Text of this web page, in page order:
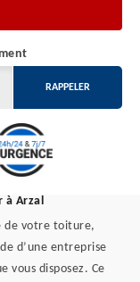
à Arzal
de votre toiture,
d’une entreprise
vous disposez. Ce